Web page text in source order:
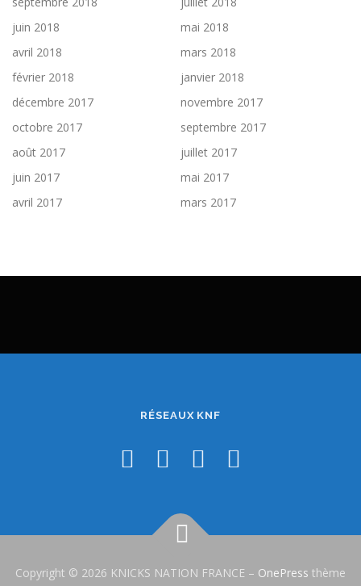
juin 2018
mai 2018
avril 2018
mars 2018
février 2018
janvier 2018
décembre 2017
novembre 2017
octobre 2017
septembre 2017
août 2017
juillet 2017
juin 2017
mai 2017
avril 2017
mars 2017
RÉSEAUX KNF
Copyright © 2026 KNICKS NATION FRANCE – OnePress thème